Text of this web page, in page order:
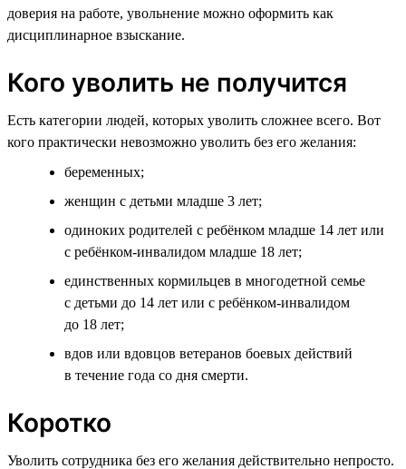
доверия на работе, увольнение можно оформить как
дисциплинарное взыскание.
Кого уволить не получится
Есть категории людей, которых уволить сложнее всего. Вот
кого практически невозможно уволить без его желания:
беременных;
женщин с детьми младше 3 лет;
одиноких родителей с ребёнком младше 14 лет или
с ребёнком-инвалидом младше 18 лет;
единственных кормильцев в многодетной семье
с детьми до 14 лет или с ребёнком-инвалидом
до 18 лет;
вдов или вдовцов ветеранов боевых действий
в течение года со дня смерти.
Коротко
Уволить сотрудника без его желания действительно непросто.